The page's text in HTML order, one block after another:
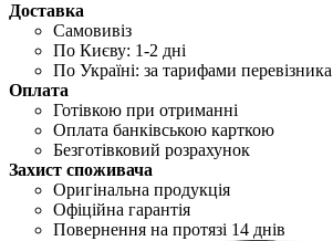
Доставка
Самовивіз
По Києву: 1-2 дні
По Україні: за тарифами перевізника
Оплата
Готівкою при отриманні
Оплата банківською карткою
Безготівковий розрахунок
Захист споживача
Оригінальна продукція
Офіційна гарантія
Повернення на протязі 14 днів